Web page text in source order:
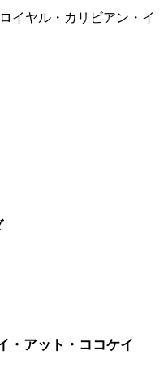
ロイヤル・カリビアン・イ
・アット・ココケイ